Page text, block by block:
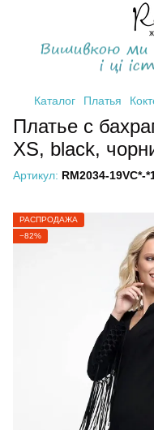
Каталог Платья
Платье с
XS, black,
Артикул: RM2034-19VC*-
РАСПРОДАЖА
−82%